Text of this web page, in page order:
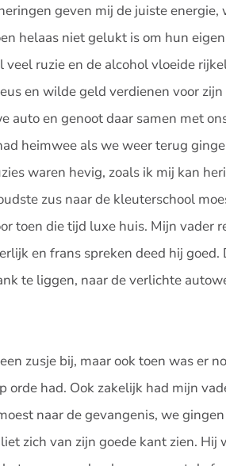
geven mij de juiste
helaas niet gelukt is om hun
veel ruzie en de alcohol vloeide
en wilde geld verdienen voor
auto en genoot daar samen met
heimwee als we weer terug
waren hevig, zoals ik mij kan
zus naar de kleuterschool
toen die tijd luxe huis. Mijn vader
en frans spreken deed hij
te liggen, naar de verlichte
zusje bij, maar ook toen was er
orde had. Ook zakelijk had mijn
naar de gevangenis, we
zich van zijn goede kant zien.